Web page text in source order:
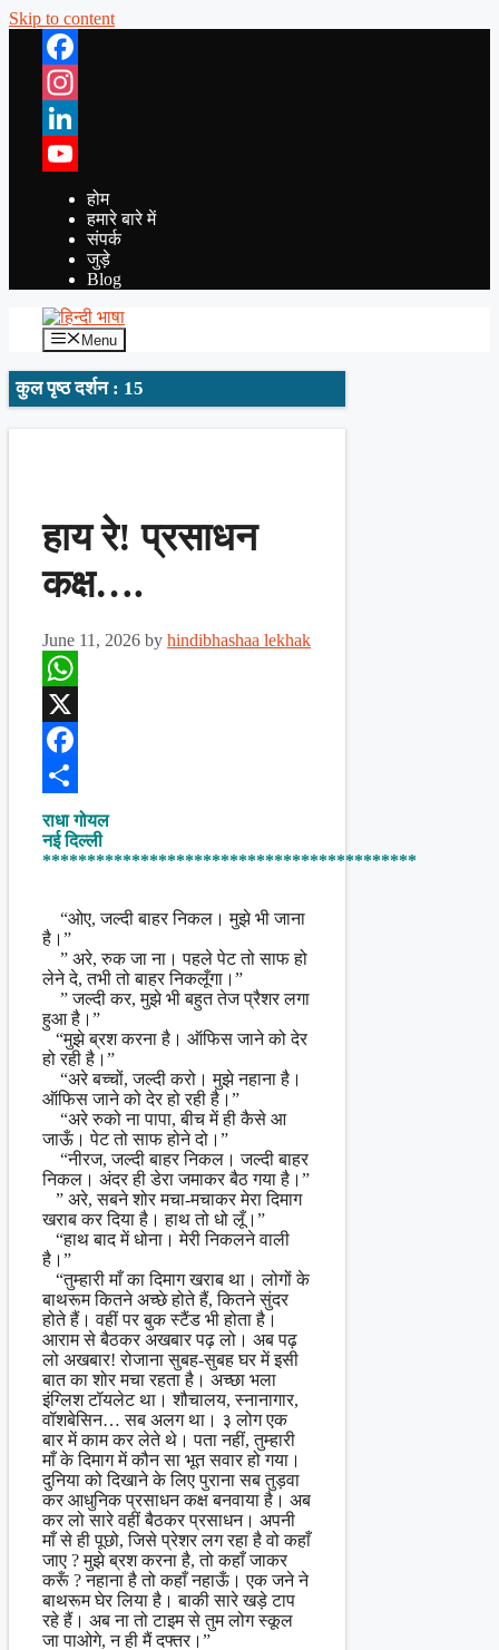
Skip to content
Facebook
Instagram
LinkedIn
YouTube
होम
हमारे बारे में
संपर्क
जुड़े
Blog
Menu
कुल पृष्ठ दर्शन : 15
हाय रे! प्रसाधन
कक्ष….
June 11, 2026 by hindibhashaa lekhak
WhatsApp
X
Facebook
Share
राधा गोयल
नई दिल्ली
******************************************
“ओए, जल्दी बाहर निकल। मुझे भी जाना
है।”
” अरे, रुक जा ना। पहले पेट तो साफ हो
लेने दे, तभी तो बाहर निकलूँगा।”
” जल्दी कर, मुझे भी बहुत तेज प्रैशर लगा
हुआ है।”
“मुझे ब्रश करना है। ऑफिस जाने को देर
हो रही है।”
“अरे बच्चों, जल्दी करो। मुझे नहाना है।
ऑफिस जाने को देर हो रही है।”
“अरे रुको ना पापा, बीच में ही कैसे आ
जाऊँ। पेट तो साफ होने दो।”
“नीरज, जल्दी बाहर निकल। जल्दी बाहर
निकल। अंदर ही डेरा जमाकर बैठ गया है।”
” अरे, सबने शोर मचा-मचाकर मेरा दिमाग
खराब कर दिया है। हाथ तो धो लूँ।”
“हाथ बाद में धोना। मेरी निकलने वाली
है।”
“तुम्हारी माँ का दिमाग खराब था। लोगों के
बाथरूम कितने अच्छे होते हैं, कितने सुंदर
होते हैं। वहीं पर बुक स्टैंड भी होता है।
आराम से बैठकर अखबार पढ़ लो। अब पढ़
लो अखबार! रोजाना सुबह-सुबह घर में इसी
बात का शोर मचा रहता है। अच्छा भला
इंग्लिश टॉयलेट था। शौचालय, स्नानागार,
वॉशबेसिन… सब अलग था। ३ लोग एक
बार में काम कर लेते थे। पता नहीं, तुम्हारी
माँ के दिमाग में कौन सा भूत सवार हो गया।
दुनिया को दिखाने के लिए पुराना सब तुड़वा
कर आधुनिक प्रसाधन कक्ष बनवाया है। अब
कर लो सारे वहीं बैठकर प्रसाधन। अपनी
माँ से ही पूछो, जिसे प्रेशर लग रहा है वो कहाँ
जाए ? मुझे ब्रश करना है, तो कहाँ जाकर
करूँ ? नहाना है तो कहाँ नहाऊँ। एक जने ने
बाथरूम घेर लिया है। बाकी सारे खड़े टाप
रहे हैं। अब ना तो टाइम से तुम लोग स्कूल
जा पाओगे, न ही मैं दफ्तर।”